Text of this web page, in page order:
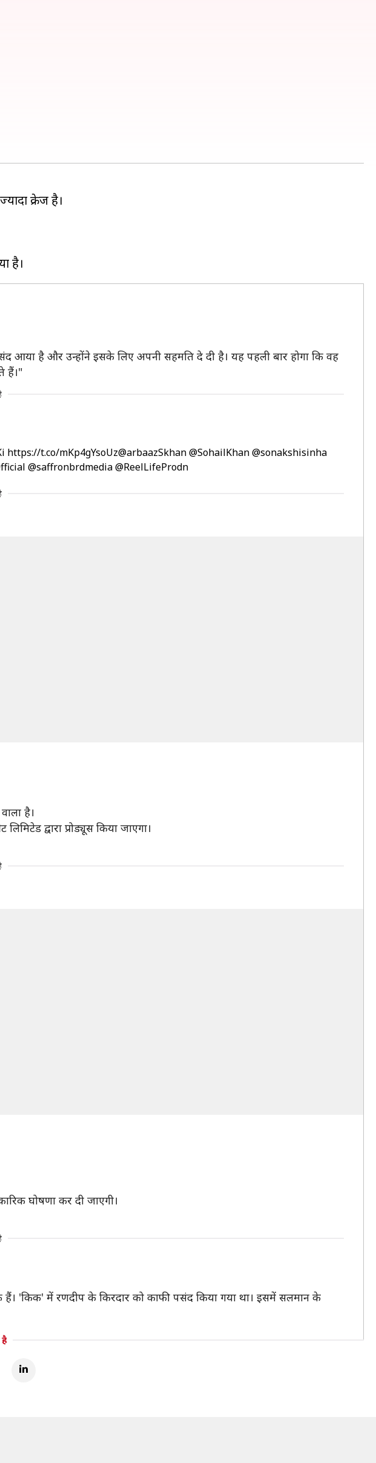
क्रेज है।
आया है और उन्होंने इसके लिए अपनी सहमति दे दी है। यह पहली बार होगा कि वह
हैं।"
https://t.co/mKp4gYsoUz@arbaazSkhan@SohailKhan@sonakshisinha
@saffronbrdmedia@ReelLifeProdn
है।
द्वारा प्रोड्यूस किया जाएगा।
घोषणा कर दी जाएगी।
'किक' में रणदीप के किरदार को काफी पसंद किया गया था। इसमें सलमान के